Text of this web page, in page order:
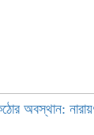
অবস্থান: